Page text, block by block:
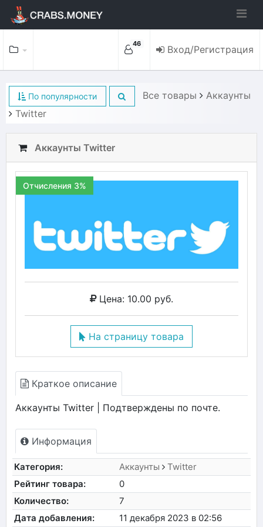
46 Вход/Регистрация
По популярности Все товары
Аккаунты
Twitter
Аккаунты Twitter
Отчисления 3%
Цена: 10.00 руб.
На страницу товара
Краткое описание
Аккаунты Twitter | Подтверждены по почте.
Информация
Категория: Аккаунты
Twitter
Рейтинг товара:
0
Количество:
7
Дата добавления:
11 декабря 2023 в 02:56